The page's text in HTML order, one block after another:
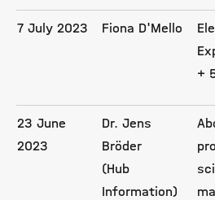
7 July 2023 Fiona D'Mello
+
23 June
2023
Dr. Jens
Bröder
(Hub
Information)